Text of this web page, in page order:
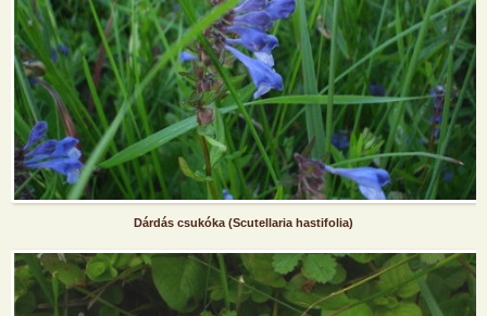
Dárdás csukóka (Scutellaria hastifolia)